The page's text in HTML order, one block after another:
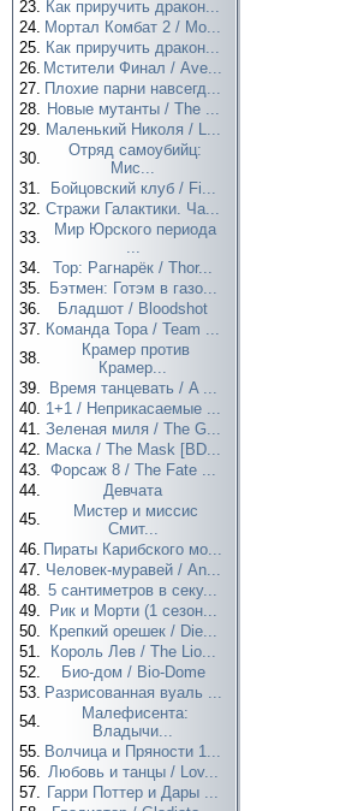
23. Как приручить дракон...
24. Мортал Комбат 2 / Mo...
25. Как приручить дракон...
26. Мстители Финал / Ave...
27. Плохие парни навсегд...
28. Новые мутанты / The ...
29. Маленький Николя / L...
30.
Отряд самоубийц:
Мис...
31.
Бойцовский клуб / Fi...
32. Стражи Галактики. Ча...
33.
Мир Юрского периода
...
34.
Тор: Рагнарёк / Thor...
35.
Бэтмен: Готэм в газо...
36.
Бладшот / Bloodshot
37. Команда Тора / Team ...
38.
Крамер против
Крамер...
39.
Время танцевать / A ...
40. 1+1 / Неприкасаемые ...
41. Зеленая миля / The G...
42. Маска / The Mask [BD...
43. Форсаж 8 / The Fate ...
44.
Девчата
45.
Мистер и миссис
Смит...
46. Пираты Карибского мо...
47. Человек-муравей / An...
48. 5 сантиметров в секу...
49.
Рик и Морти (1 сезон...
50.
Крепкий орешек / Die...
51.
Король Лев / The Lio...
52.
Био-дом / Bio-Dome
53. Разрисованная вуаль ...
54.
Малефисента:
Владычи...
55. Волчица и Пряности 1...
56. Любовь и танцы / Lov...
57. Гарри Поттер и Дары ...